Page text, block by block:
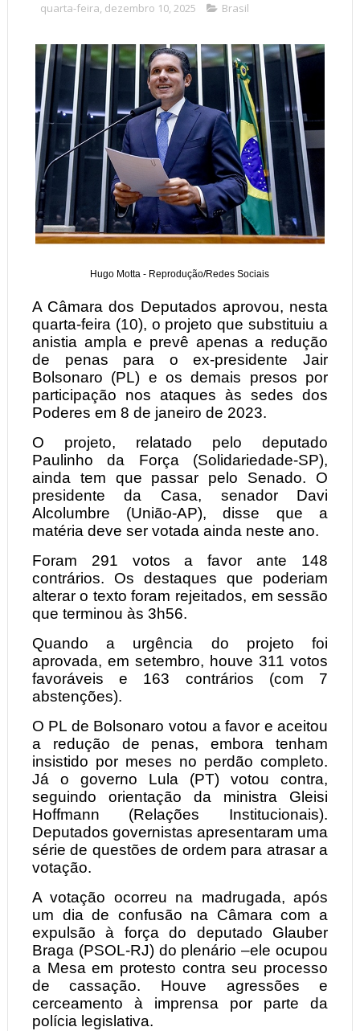
quarta-feira, dezembro 10, 2025 Brasil
Hugo Motta - Reprodução/Redes Sociais
A Câmara dos Deputados aprovou, nesta
quarta-feira (10), o projeto que substituiu a
anistia ampla e prevê apenas a redução
de penas para o ex-presidente Jair
Bolsonaro (PL) e os demais presos por
participação nos ataques às sedes dos
Poderes em 8 de janeiro de 2023.
O projeto, relatado pelo deputado
Paulinho da Força (Solidariedade-SP),
ainda tem que passar pelo Senado. O
presidente da Casa, senador Davi
Alcolumbre (União-AP), disse que a
matéria deve ser votada ainda neste ano.
Foram 291 votos a favor ante 148
contrários. Os destaques que poderiam
alterar o texto foram rejeitados, em sessão
que terminou às 3h56.
Quando a urgência do projeto foi
aprovada, em setembro, houve 311 votos
favoráveis e 163 contrários (com 7
abstenções).
O PL de Bolsonaro votou a favor e aceitou
a redução de penas, embora tenham
insistido por meses no perdão completo.
Já o governo Lula (PT) votou contra,
seguindo orientação da ministra Gleisi
Hoffmann (Relações Institucionais).
Deputados governistas apresentaram uma
série de questões de ordem para atrasar a
votação.
A votação ocorreu na madrugada, após
um dia de confusão na Câmara com a
expulsão à força do deputado Glauber
Braga (PSOL-RJ) do plenário –ele ocupou
a Mesa em protesto contra seu processo
de cassação. Houve agressões e
cerceamento à imprensa por parte da
polícia legislativa.